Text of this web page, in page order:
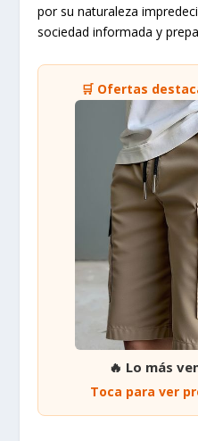
por su naturaleza
sociedad informada y
🛒 Ofertas
🔥 Lo más
Toca para ver